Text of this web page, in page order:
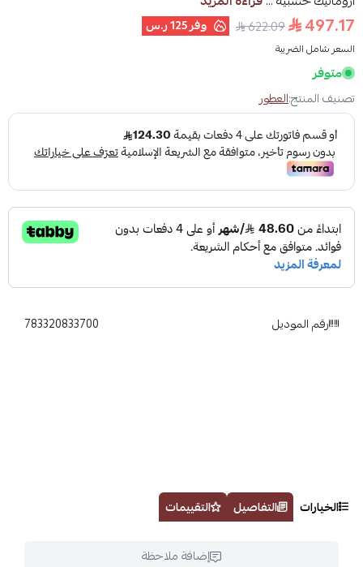
497.17
622.09 وفر125 ر.س
السعر شامل الضريبة
متوفر
تصنيف المنتج:العطور
رقم الموديل 783320833700
الخيارات التفاصيل التقييمات
إضافة ملاحظة